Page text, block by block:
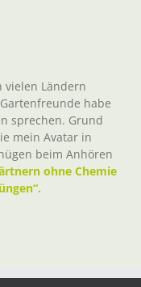
vielen Ländern
habe
sprechen. Grund
mein Avatar in
beim Anhören
ohne Chemie